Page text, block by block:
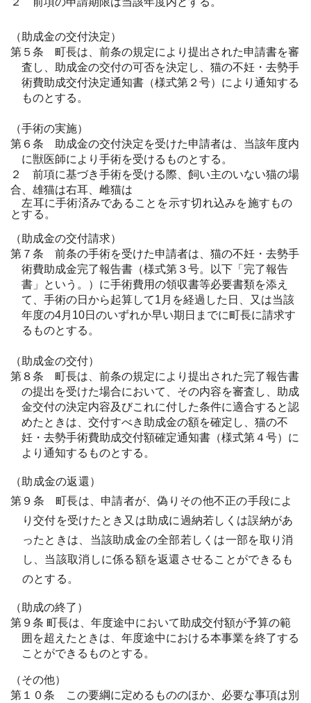
（助成金の交付決定）
第５条 町長は、前条の規定により提出された申請書を審
査し、助成金の交付の可否を決定し、猫の不妊・去勢手
術費助成交付決定通知書（様式第２号）により通知する
ものとする。
（手術の実施）
第６条 助成金の交付決定を受けた申請者は、当該年度内
に獣医師により手術を受けるものとする。
２ 前項に基づき手術を受ける際、飼い主のいない猫の場
合、雄猫は右耳、雌猫は
左耳に手術済みであることを示す切れ込みを施すもの
とする。
（助成金の交付請求）
第７条 前条の手術を受けた申請者は、猫の不妊・去勢手
術費助成金完了報告書（様式第３号。以下「完了報告
書」という。）に手術費用の領収書等必要書類を添え
て、手術の日から起算して1月を経過した日、又は当該
年度の4月10日のいずれか早い期日までに町長に請求す
るものとする。
（助成金の交付）
第８条 町長は、前条の規定により提出された完了報告書
の提出を受けた場合において、その内容を審査し、助成
金交付の決定内容及びこれに付した条件に適合すると認
めたときは、交付すべき助成金の額を確定し、猫の不
妊・去勢手術費助成交付額確定通知書（様式第４号）に
より通知するものとする。
（助成金の返還）
第９条 町長は、申請者が、偽りその他不正の手段によ
り交付を受けたとき又は助成に過納若しくは誤納があ
ったときは、当該助成金の全部若しくは一部を取り消
し、当該取消しに係る額を返還させることができるも
のとする。
（助成の終了）
第９条 町長は、年度途中において助成交付額が予算の範
囲を超えたときは、年度途中における本事業を終了する
ことができるものとする。
（その他）
第１０条 この要綱に定めるもののほか、必要な事項は別